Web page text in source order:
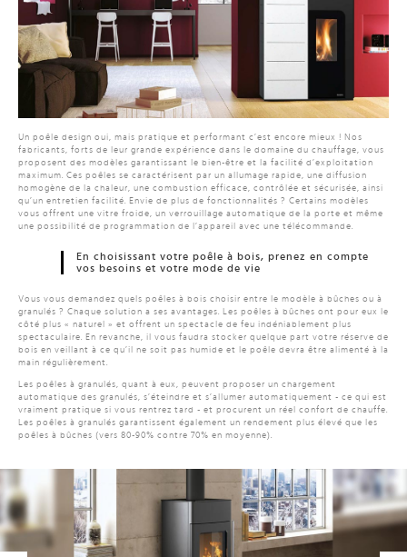
Un poêle design oui, mais pratique et performant c’est encore mieux ! Nos
fabricants, forts de leur grande expérience dans le domaine du chauffage, vous
proposent des modèles garantissant le bien-être et la facilité d’exploitation
maximum. Ces poêles se caractérisent par un allumage rapide, une diffusion
homogène de la chaleur, une combustion efficace, contrôlée et sécurisée, ainsi
qu’un entretien facilité. Envie de plus de fonctionnalités ? Certains modèles
vous offrent une vitre froide, un verrouillage automatique de la porte et même
une possibilité de programmation de l’appareil avec une télécommande.
En choisissant votre poêle à bois, prenez en compte
vos besoins et votre mode de vie
Vous vous demandez quels poêles à bois choisir entre le modèle à bûches ou à
granulés ? Chaque solution a ses avantages. Les poêles à bûches ont pour eux le
côté plus « naturel » et offrent un spectacle de feu indéniablement plus
spectaculaire. En revanche, il vous faudra stocker quelque part votre réserve de
bois en veillant à ce qu’il ne soit pas humide et le poêle devra être alimenté à la
main régulièrement.
Les poêles à granulés, quant à eux, peuvent proposer un chargement
automatique des granulés, s’éteindre et s’allumer automatiquement - ce qui est
vraiment pratique si vous rentrez tard - et procurent un réel confort de chauffe.
Les poêles à granulés garantissent également un rendement plus élevé que les
poêles à bûches (vers 80-90% contre 70% en moyenne).